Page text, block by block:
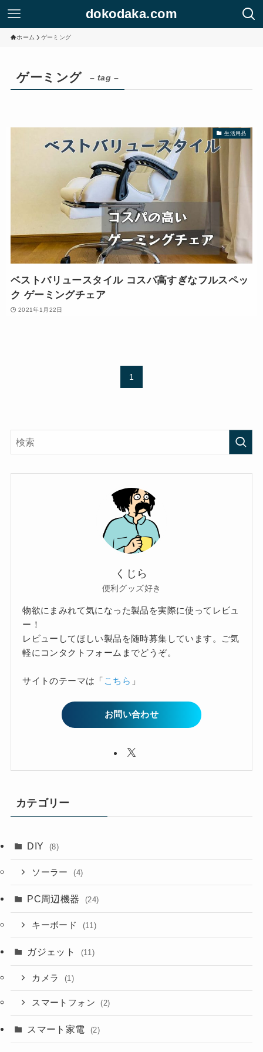
dokodaka.com
ホーム ゲーミング
ゲーミング – tag –
生活用品
ベストバリュースタイル コスパ高すぎなフルスペッ
ク ゲーミングチェア
2021年1月22日
1
くじら
便利グッズ好き
物欲にまみれて気になった製品を実際に使ってレビュ
ー！
レビューしてほしい製品を随時募集しています。ご気
軽にコンタクトフォームまでどうぞ。
サイトのテーマは「 こちら 」
お問い合わせ
カテゴリー
DIY (8)
ソーラー (4)
PC周辺機器 (24)
キーボード (11)
ガジェット (11)
カメラ (1)
スマートフォン (2)
スマート家電 (2)